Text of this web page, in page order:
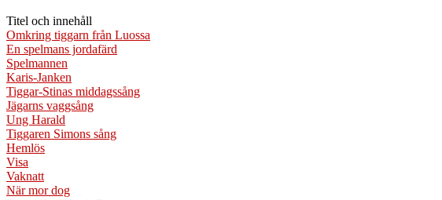
Titel och innehåll
Omkring tiggarn från Luossa
En spelmans jordafärd
Spelmannen
Karis-Janken
Tiggar-Stinas middagssång
Jägarns vaggsång
Ung Harald
Tiggaren Simons sång
Hemlös
Visa
Vaknatt
När mor dog